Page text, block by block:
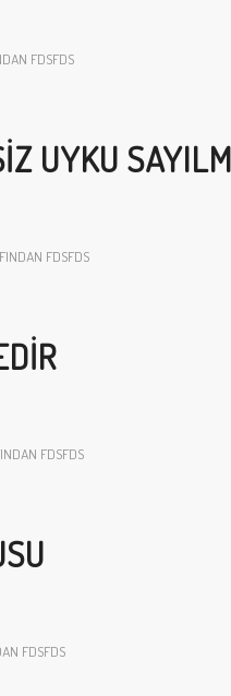
FDSFDS
UYKU
FDSFDS
FDSFDS
FDSFDS